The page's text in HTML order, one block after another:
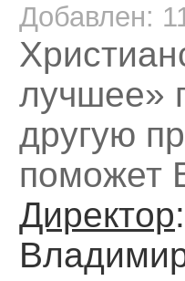
Добавлен:
лучшее»
другую
поможет
Директор